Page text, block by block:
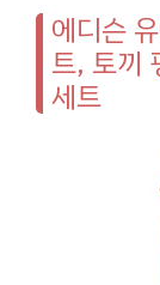
에디슨
트, 토끼
세트